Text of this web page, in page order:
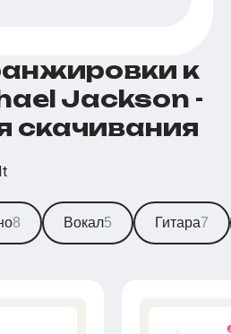
к
Jackson -
скачивания
8 Вокал5 Гитара7